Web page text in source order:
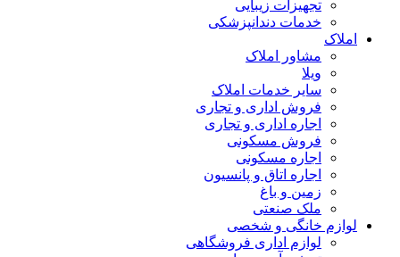
تجهیزات زیبایی
خدمات دندانپزشکی
املاک
مشاور املاک
ویلا
سایر خدمات املاک
فروش اداری و تجاری
اجاره اداری و تجاری
فروش مسکونی
اجاره مسکونی
اجاره اتاق و پانسیون
زمین و باغ
ملک صنعتی
لوازم خانگی و شخصی
لوازم اداری فروشگاهی